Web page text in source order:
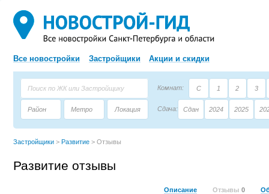
Все новостройки Застройщики Акции и скидки
Комнат: С 1 2 3
Район Метро Локация Сдача: Сдан 2024 2025
Застройщики > Развитие > Отзывы
Развитие отзывы
Описание Отзывы 0